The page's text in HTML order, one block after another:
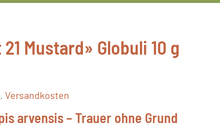
Mustard» Globuli 10 g
Versandkosten
arvensis – Trauer ohne Grund